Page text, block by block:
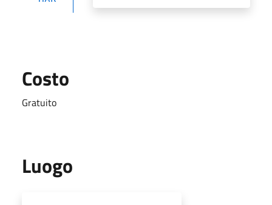
Costo
Gratuito
Luogo